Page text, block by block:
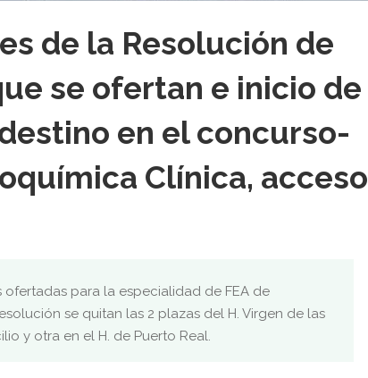
de la Resolución de
se ofertan e inicio de
en el concurso-
Clínica, acceso
para la especialidad de FEA de
se quitan las 2 plazas del H. Virgen de las
y otra en el H. de Puerto Real.